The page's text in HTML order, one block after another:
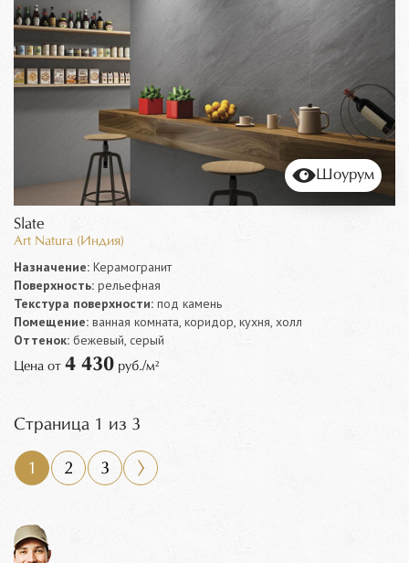
Шоурум
Slate
Art Natura (Индия)
Назначение: Керамогранит
Поверхность: рельефная
Текстура поверхности: под камень
Помещение: ванная комната, коридор, кухня, холл
Оттенок: бежевый, серый
Цена от 4 430 руб./м²
Страница 1 из 3
1 2 3